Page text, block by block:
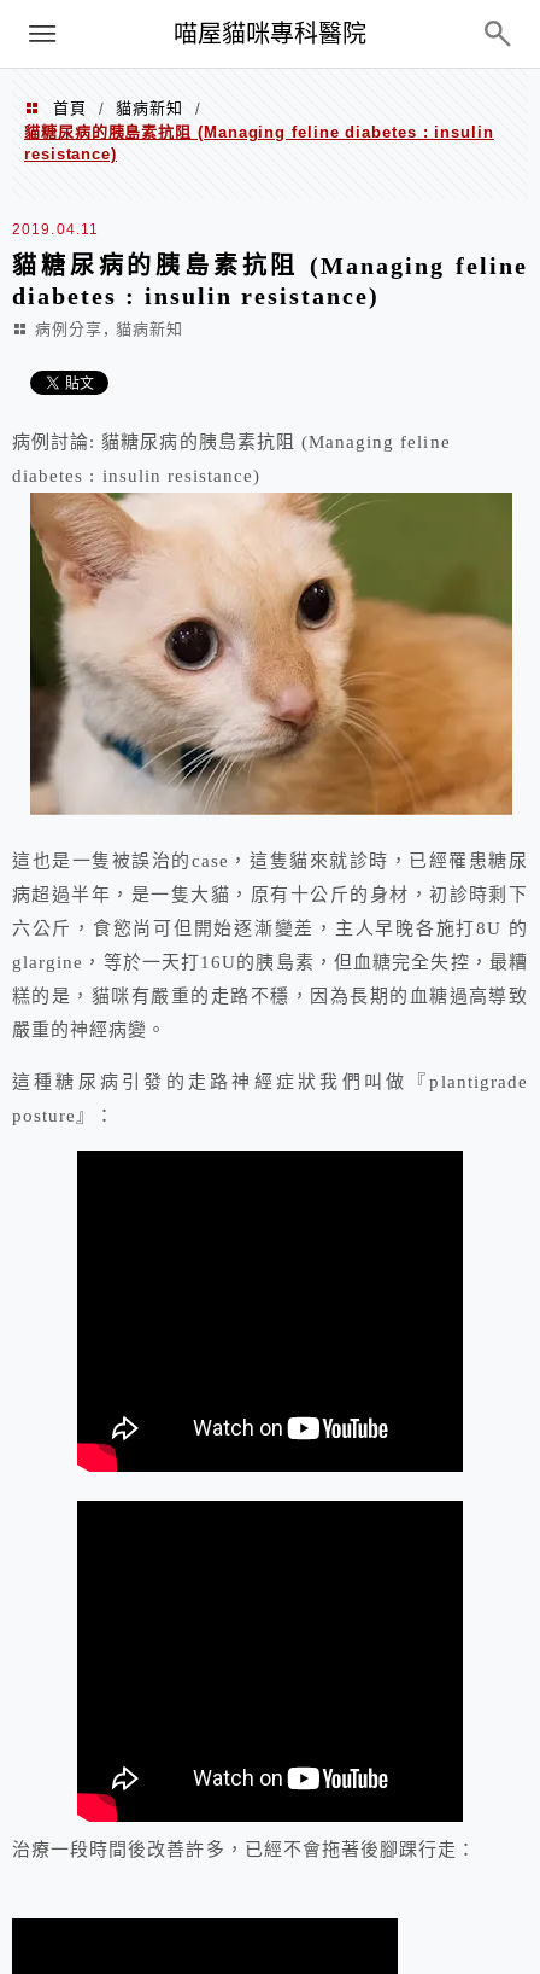
喵屋貓咪專科醫院
Menu
首頁 / 貓病新知
/
貓糖尿病的胰島素抗阻 (Managing feline diabetes : insulin
resistance)
2019.04.11
貓糖尿病的胰島素抗阻 (Managing feline
diabetes : insulin resistance)
病例分享 , 貓病新知
病例討論: 貓糖尿病的胰島素抗阻 (Managing feline
diabetes : insulin resistance)
這也是一隻被誤治的case，這隻貓來就診時，已經罹患糖尿
病超過半年，是一隻大貓，原有十公斤的身材，初診時剩下
六公斤，食慾尚可但開始逐漸變差，主人早晚各施打8U 的
glargine，等於一天打16U的胰島素，但血糖完全失控，最糟
糕的是，貓咪有嚴重的走路不穩，因為長期的血糖過高導致
嚴重的神經病變。
這種糖尿病引發的走路神經症狀我們叫做『plantigrade
posture』：
治療一段時間後改善許多，已經不會拖著後腳踝行走：